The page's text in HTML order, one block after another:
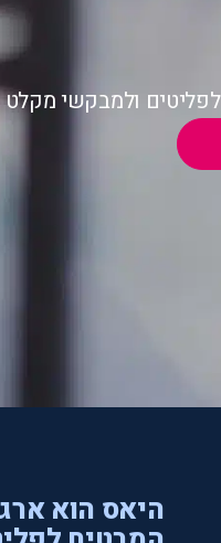
לפליטים ולמבקשי
היאס הוא